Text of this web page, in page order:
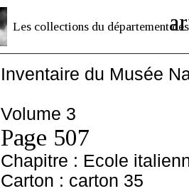
Les collections du département des
Inventaire du Musée
Volume 3
Page 507
Chapitre : Ecole
Carton : carton 35